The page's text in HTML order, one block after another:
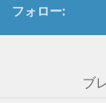
フォロー:
ブ